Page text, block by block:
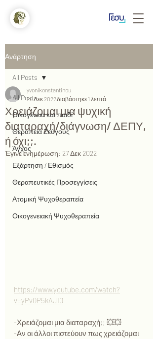
Ανάρτηση
All Posts
Οικογένεια και παιδί
Θεραπεία Ζεύγους
Άγχος
Εξάρτηση / Εθισμός
Θεραπευτικές Προσεγγίσεις
Ατομική Ψυχοθεραπεία
Οικογενειακή Ψυχοθεραπεία
All Posts
Χρειάζομαι μια ψυχική
διαταραχή/διάγνωση/ ΔΕΠΥ,
ή όχι;;.
yvonikonstantinou
26 Δεκ 2022διαβάστηκε 1 λεπτά
Έγινε ενημέρωση: 27 Δεκ 2022
https://www.youtube.com/watch?
v=yPv0P5kAJI0
-Χρειάζομαι μια διαταραχή;; 💥‍💥
-Αν οι άλλοι πιστεύουν πως χρειάζομαι